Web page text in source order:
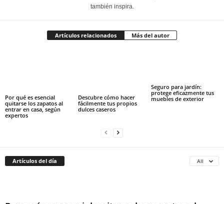
también inspira.
Artículos relacionados Más del autor
Por qué es esencial
quitarse los zapatos al
entrar en casa, según
expertos
Descubre cómo hacer
fácilmente tus propios
dulces caseros
Seguro para jardín:
protege eficazmente tus
muebles de exterior
Artículos del día All